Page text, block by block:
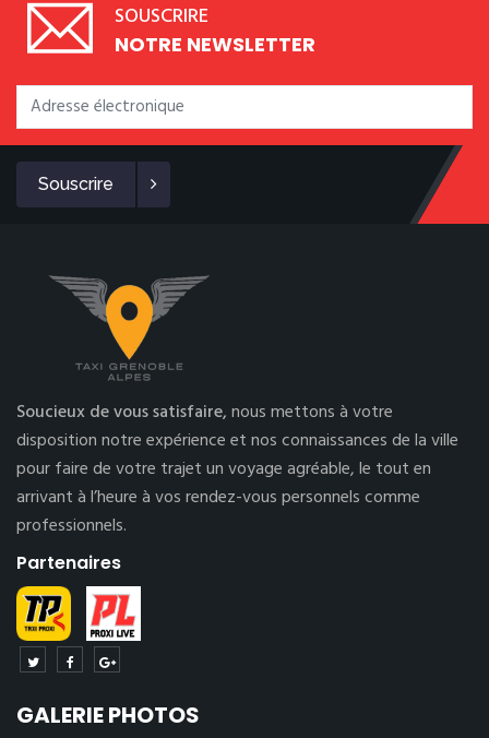
SOUSCRIRE
NOTRE NEWSLETTER
Souscrire
Soucieux de vous satisfaire,nous mettons à votre
disposition notre expérience et nos connaissances de la ville
pour faire de votre trajet un voyage agréable, le tout en
arrivant à l’heure à vos rendez-vous personnels comme
professionnels.
Partenaires
GALERIE PHOTOS